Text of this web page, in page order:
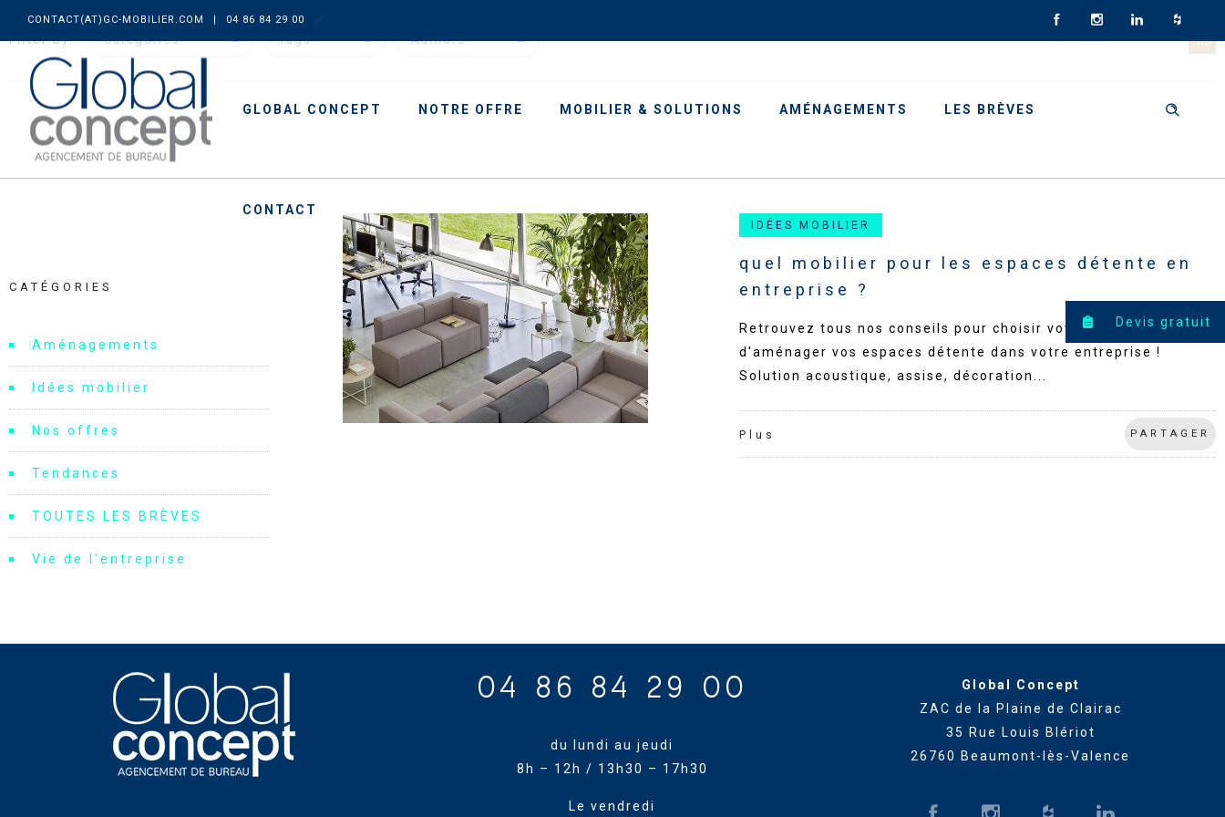
CONTACT(AT)GC-MOBILIER.COM | 04 86 84 29 00
GLOBAL CONCEPT NOTRE OFFRE MOBILIER & SOLUTIONS AMÉNAGEMENTS LES BRÈVES
CONTACT
Filter by: Categories Tags Authors
IDÉES MOBILIER
quel mobilier pour les espaces détente en
entreprise ?
Retrouvez tous nos conseils pour choisir votre mobilier afin
d'aménager vos espaces détente dans votre entreprise !
Solution acoustique, assise, décoration...
Plus PARTAGER
CATÉGORIES
Aménagements
Idées mobilier
Nos offres
Tendances
TOUTES LES BRÈVES
Vie de l'entreprise
04 86 84 29 00
du lundi au jeudi
8h – 12h / 13h30 – 17h30
Le vendredi
Global Concept
ZAC de la Plaine de Clairac
35 Rue Louis Blériot
26760 Beaumont-lès-Valence
Devis gratuit